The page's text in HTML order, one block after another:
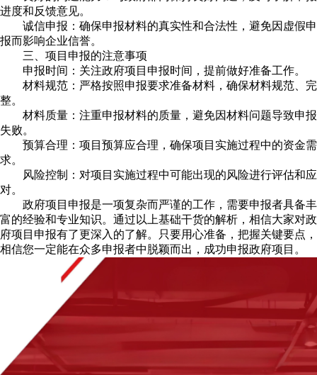
进度和反馈意见。
诚信申报：确保申报材料的真实性和合法性，避免因虚假申
报而影响企业信誉。
三、项目申报的注意事项
申报时间：关注政府项目申报时间，提前做好准备工作。
材料规范：严格按照申报要求准备材料，确保材料规范、完
整。
材料质量：注重申报材料的质量，避免因材料问题导致申报
失败。
预算合理：项目预算应合理，确保项目实施过程中的资金需
求。
风险控制：对项目实施过程中可能出现的风险进行评估和应
对。
政府项目申报是一项复杂而严谨的工作，需要申报者具备丰
富的经验和专业知识。通过以上基础干货的解析，相信大家对政
府项目申报有了更深入的了解。只要用心准备，把握关键要点，
相信您一定能在众多申报者中脱颖而出，成功申报政府项目。